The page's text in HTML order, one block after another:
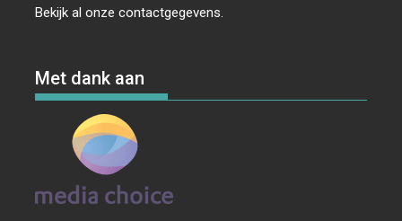
Bekijk al onzecontactgegevens.
Met dank aan